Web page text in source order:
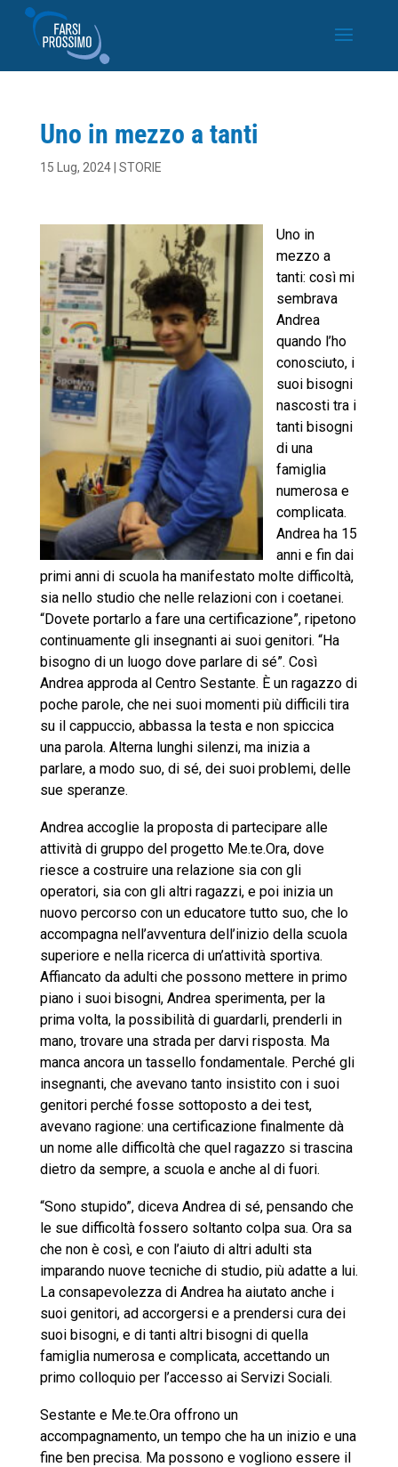
Uno in mezzo a tanti
15 Lug, 2024| STORIE
Uno in
mezzo a
tanti: così mi
sembrava
Andrea
quando l’ho
conosciuto, i
suoi bisogni
nascosti tra i
tanti bisogni
di una
famiglia
numerosa e
complicata.
Andrea ha 15
anni e fin dai
primi anni di scuola ha manifestato molte difficoltà,
sia nello studio che nelle relazioni con i coetanei.
“Dovete portarlo a fare una certificazione”, ripetono
continuamente gli insegnanti ai suoi genitori. “Ha
bisogno di un luogo dove parlare di sé”. Così
Andrea approda al Centro Sestante. È un ragazzo di
poche parole, che nei suoi momenti più difficili tira
su il cappuccio, abbassa la testa e non spiccica
una parola. Alterna lunghi silenzi, ma inizia a
parlare, a modo suo, di sé, dei suoi problemi, delle
sue speranze.
Andrea accoglie la proposta di partecipare alle
attività di gruppo del progetto Me.te.Ora, dove
riesce a costruire una relazione sia con gli
operatori, sia con gli altri ragazzi, e poi inizia un
nuovo percorso con un educatore tutto suo, che lo
accompagna nell’avventura dell’inizio della scuola
superiore e nella ricerca di un’attività sportiva.
Affiancato da adulti che possono mettere in primo
piano i suoi bisogni, Andrea sperimenta, per la
prima volta, la possibilità di guardarli, prenderli in
mano, trovare una strada per darvi risposta. Ma
manca ancora un tassello fondamentale. Perché gli
insegnanti, che avevano tanto insistito con i suoi
genitori perché fosse sottoposto a dei test,
avevano ragione: una certificazione finalmente dà
un nome alle difficoltà che quel ragazzo si trascina
dietro da sempre, a scuola e anche al di fuori.
“Sono stupido”, diceva Andrea di sé, pensando che
le sue difficoltà fossero soltanto colpa sua. Ora sa
che non è così, e con l’aiuto di altri adulti sta
imparando nuove tecniche di studio, più adatte a lui.
La consapevolezza di Andrea ha aiutato anche i
suoi genitori, ad accorgersi e a prendersi cura dei
suoi bisogni, e di tanti altri bisogni di quella
famiglia numerosa e complicata, accettando un
primo colloquio per l’accesso ai Servizi Sociali.
Sestante e Me.te.Ora offrono un
accompagnamento, un tempo che ha un inizio e una
fine ben precisa. Ma possono e vogliono essere il